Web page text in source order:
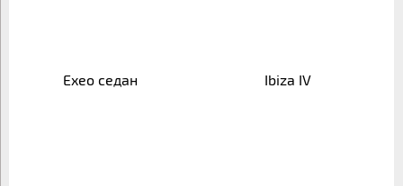
Exeo седан Ibiza IV